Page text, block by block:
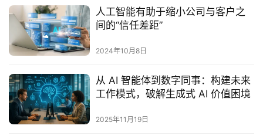
人工智能有助于缩小公司与客户之
间的“信任差距”
2024年10月8日
从 AI 智能体到数字同事：构建未来
工作模式，破解生成式 AI 价值困境
2025年11月19日